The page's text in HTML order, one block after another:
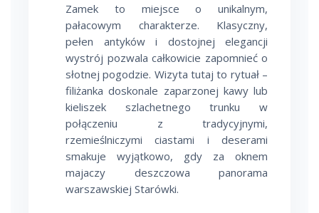
Zamek to miejsce o unikalnym,
pałacowym charakterze. Klasyczny,
pełen antyków i dostojnej elegancji
wystrój pozwala całkowicie zapomnieć o
słotnej pogodzie. Wizyta tutaj to rytuał –
filiżanka doskonale zaparzonej kawy lub
kieliszek szlachetnego trunku w
połączeniu z tradycyjnymi,
rzemieślniczymi ciastami i deserami
smakuje wyjątkowo, gdy za oknem
majaczy deszczowa panorama
warszawskiej Starówki.